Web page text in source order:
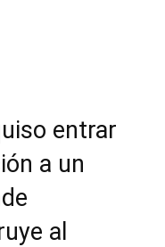
entrar
a un
al